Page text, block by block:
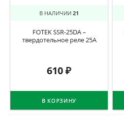
В НАЛИЧИИ 21
FOTEK SSR-25DA –
твердотельное реле 25А
610₽
В КОРЗИНУ